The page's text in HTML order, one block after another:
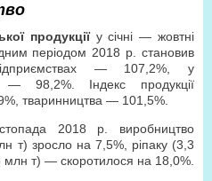
продукціїу січні — жовтні
періодом 2018 р. становив
— 107,2%, у
— 98,2%. Індекс продукції
тваринництва — 101,5%.
2018 р. виробництво
т) зросло на 7,5%, ріпаку (3,3
т) — скоротилося на 18,0%.